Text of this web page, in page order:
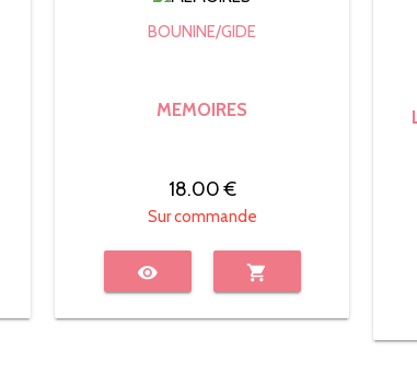
BOUNINE/GIDE
MEMOIRES
18.00 €
Sur commande
visibility shopping_cart